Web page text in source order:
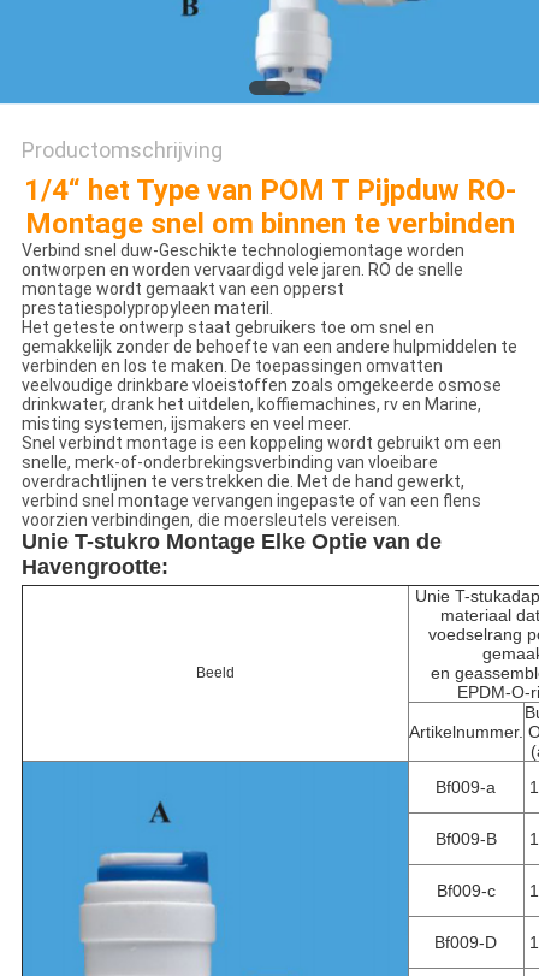
Productomschrijving
1/4“ het Type van POM T Pijpduw RO-
Montage snel om binnen te verbinden
Verbind snel duw-Geschikte technologiemontage worden
ontworpen en worden vervaardigd vele jaren. RO de snelle
montage wordt gemaakt van een opperst
prestatiespolypropyleen materil.
Het geteste ontwerp staat gebruikers toe om snel en
gemakkelijk zonder de behoefte van een andere hulpmiddelen te
verbinden en los te maken. De toepassingen omvatten
veelvoudige drinkbare vloeistoffen zoals omgekeerde osmose
drinkwater, drank het uitdelen, koffiemachines, rv en Marine,
misting systemen, ijsmakers en veel meer.
Snel verbindt montage is een koppeling wordt gebruikt om een
snelle, merk-of-onderbrekingsverbinding van vloeibare
overdrachtlijnen te verstrekken die. Met de hand gewerkt,
verbind snel montage vervangen ingepaste of van een flens
voorzien verbindingen, die moersleutels vereisen.
Unie T-stukro Montage Elke Optie van de
Havengrootte:
Beeld
Unie T-
materiaal
voedselrang
en
EPDM-O-
Artikelnummer.
Bf009-a
Bf009-B
Bf009-c
Bf009-D